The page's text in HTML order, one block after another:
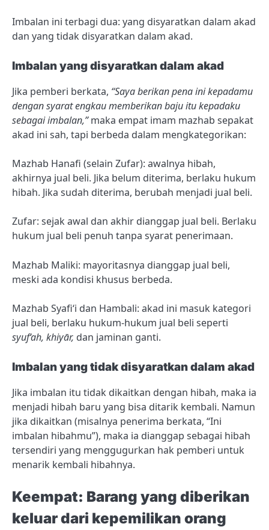
Imbalan ini terbagi dua: yang disyaratkan dalam akad
dan yang tidak disyaratkan dalam akad.
Imbalan yang disyaratkan dalam akad
Jika pemberi berkata, “Saya berikan pena ini kepadamu
dengan syarat engkau memberikan baju itu kepadaku
sebagai imbalan,”maka empat imam mazhab sepakat
akad ini sah, tapi berbeda dalam mengkategorikan:
Mazhab Hanafi (selain Zufar): awalnya hibah,
akhirnya jual beli. Jika belum diterima, berlaku hukum
hibah. Jika sudah diterima, berubah menjadi jual beli.
Zufar: sejak awal dan akhir dianggap jual beli. Berlaku
hukum jual beli penuh tanpa syarat penerimaan.
Mazhab Maliki: mayoritasnya dianggap jual beli,
meski ada kondisi khusus berbeda.
Mazhab Syafi‘i dan Hambali: akad ini masuk kategori
jual beli, berlaku hukum-hukum jual beli seperti
syuf‘ah, khiyār, dan jaminan ganti.
Imbalan yang tidak disyaratkan dalam akad
Jika imbalan itu tidak dikaitkan dengan hibah, maka ia
menjadi hibah baru yang bisa ditarik kembali. Namun
jika dikaitkan (misalnya penerima berkata, “Ini
imbalan hibahmu”), maka ia dianggap sebagai hibah
tersendiri yang menggugurkan hak pemberi untuk
menarik kembali hibahnya.
Keempat: Barang yang diberikan
keluar dari kepemilikan orang